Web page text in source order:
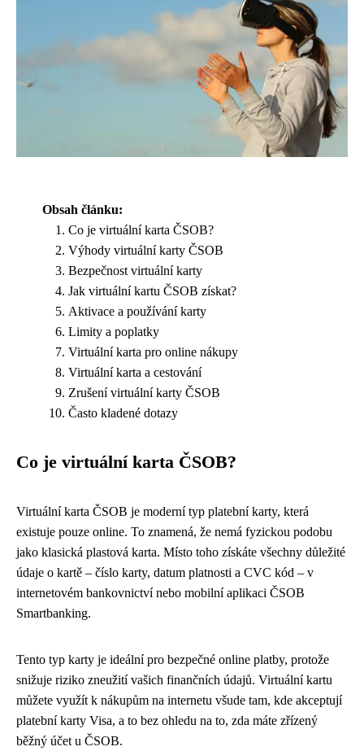
Obsah článku:
Co je virtuální karta ČSOB?
Výhody virtuální karty ČSOB
Bezpečnost virtuální karty
Jak virtuální kartu ČSOB získat?
Aktivace a používání karty
Limity a poplatky
Virtuální karta pro online nákupy
Virtuální karta a cestování
Zrušení virtuální karty ČSOB
Často kladené dotazy
Co je virtuální karta ČSOB?
Virtuální karta ČSOB je moderní typ platební karty, která
existuje pouze online. To znamená, že nemá fyzickou podobu
jako klasická plastová karta. Místo toho získáte všechny důležité
údaje o kartě – číslo karty, datum platnosti a CVC kód – v
internetovém bankovnictví nebo mobilní aplikaci ČSOB
Smartbanking.
Tento typ karty je ideální pro bezpečné online platby, protože
snižuje riziko zneužití vašich finančních údajů. Virtuální kartu
můžete využít k nákupům na internetu všude tam, kde akceptují
platební karty Visa, a to bez ohledu na to, zda máte zřízený
běžný účet u ČSOB.